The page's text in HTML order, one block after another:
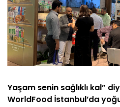
Yaşam senin sağlıklı kal”
WorldFood İstanbul’da